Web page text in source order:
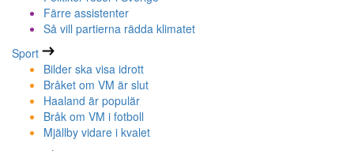
Färre assistenter
Så vill partierna rädda klimatet
Sport
Bilder ska visa idrott
Bråket om VM är slut
Haaland är populär
Bråk om VM i fotboll
Mjällby vidare i kvalet